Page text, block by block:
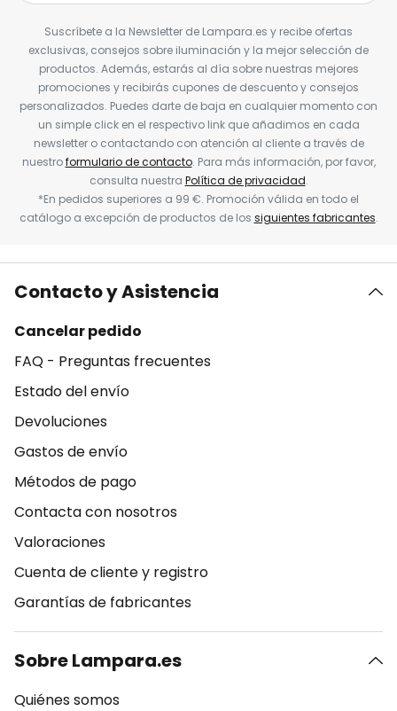
Suscríbete a la Newsletter de Lampara.es y recibe ofertas
exclusivas, consejos sobre iluminación y la mejor selección de
productos. Además, estarás al día sobre nuestras mejores
promociones y recibirás cupones de descuento y consejos
personalizados. Puedes darte de baja en cualquier momento con
un simple click en el respectivo link que añadimos en cada
newsletter o contactando con atención al cliente a través de
nuestroformulario de contacto. Para más información, por favor,
consulta nuestra Política de privacidad.
*En pedidos superiores a 99 €. Promoción válida en todo el
catálogo a excepción de productos de los siguientes fabricantes.
Contacto y Asistencia
Cancelar pedido
FAQ - Preguntas frecuentes
Estado del envío
Devoluciones
Gastos de envío
Métodos de pago
Contacta con nosotros
Valoraciones
Cuenta de cliente y registro
Garantías de fabricantes
Sobre Lampara.es
Quiénes somos